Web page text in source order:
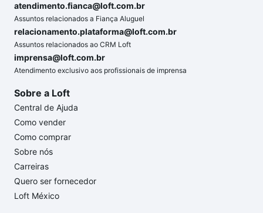
atendimento.fianca@loft.com.br
Assuntos relacionados a Fiança Aluguel
relacionamento.plataforma@loft.com.br
Assuntos relacionados ao CRM Loft
imprensa@loft.com.br
Atendimento exclusivo aos profissionais de imprensa
Sobre a Loft
Central de Ajuda
Como vender
Como comprar
Sobre nós
Carreiras
Quero ser fornecedor
Loft México